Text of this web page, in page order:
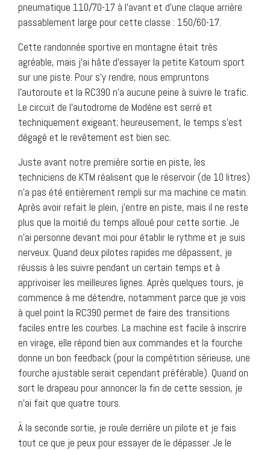
pneumatique 110/70-17 à l’avant et d’une claque arrière
passablement large pour cette classe : 150/60-17.
Cette randonnée sportive en montagne était très
agréable, mais j’ai hâte d’essayer la petite Katoum sport
sur une piste. Pour s’y rendre, nous empruntons
l’autoroute et la RC390 n’a aucune peine à suivre le trafic.
Le circuit de l’autodrome de Modène est serré et
techniquement exigeant; heureusement, le temps s’est
dégagé et le revêtement est bien sec.
Juste avant notre première sortie en piste, les
techniciens de KTM réalisent que le réservoir (de 10 litres)
n’a pas été entièrement rempli sur ma machine ce matin.
Après avoir refait le plein, j’entre en piste, mais il ne reste
plus que la moitié du temps alloué pour cette sortie. Je
n’ai personne devant moi pour établir le rythme et je suis
nerveux. Quand deux pilotes rapides me dépassent, je
réussis à les suivre pendant un certain temps et à
apprivoiser les meilleures lignes. Après quelques tours, je
commence à me détendre, notamment parce que je vois
à quel point la RC390 permet de faire des transitions
faciles entre les courbes. La machine est facile à inscrire
en virage, elle répond bien aux commandes et la fourche
donne un bon feedback (pour la compétition sérieuse, une
fourche ajustable serait cependant préférable). Quand on
sort le drapeau pour annoncer la fin de cette session, je
n’ai fait que quatre tours.
À la seconde sortie, je roule derrière un pilote et je fais
tout ce que je peux pour essayer de le dépasser. Je le